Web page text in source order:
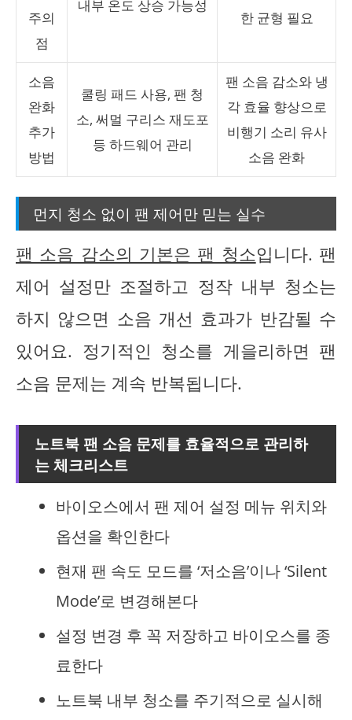
주의
점
내부 온도 상승 가능성
한 균형 필요
소음
완화
추가
방법
쿨링 패드 사용, 팬 청
소, 써멀 구리스 재도포
등 하드웨어 관리
팬 소음 감소와 냉
각 효율 향상으로
비행기 소리 유사
소음 완화
먼지 청소 없이 팬 제어만 믿는 실수
팬 소음 감소의 기본은 팬 청소입니다. 팬
제어 설정만 조절하고 정작 내부 청소는
하지 않으면 소음 개선 효과가 반감될 수
있어요. 정기적인 청소를 게을리하면 팬
소음 문제는 계속 반복됩니다.
노트북 팬 소음 문제를 효율적으로 관리하
는 체크리스트
바이오스에서 팬 제어 설정 메뉴 위치와
옵션을 확인한다
현재 팬 속도 모드를 ‘저소음’이나 ‘Silent
Mode’로 변경해본다
설정 변경 후 꼭 저장하고 바이오스를 종
료한다
노트북 내부 청소를 주기적으로 실시해